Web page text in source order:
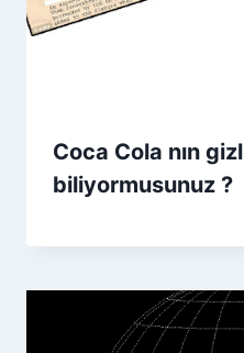
Coca Cola nın
biliyormusunuz ?